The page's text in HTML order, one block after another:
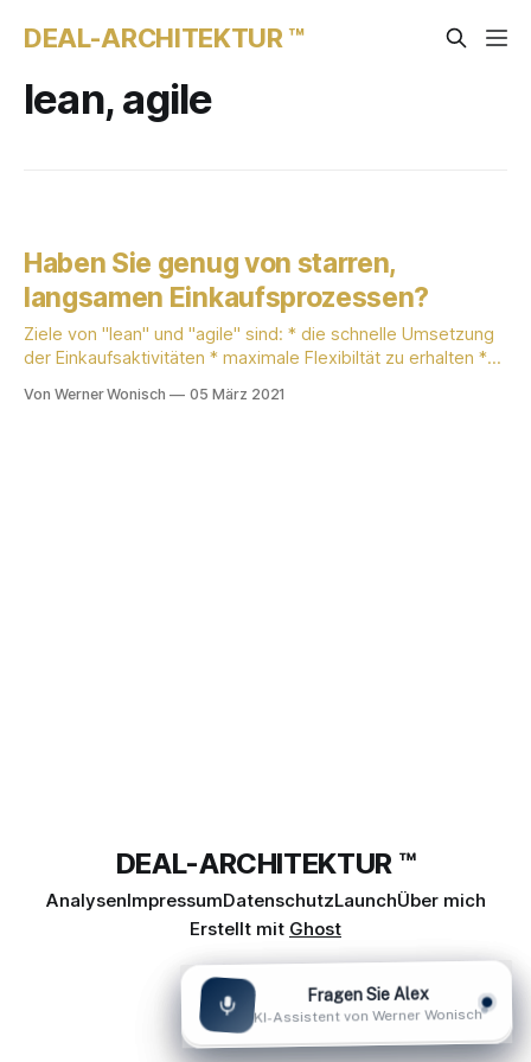
DEAL-ARCHITEKTUR ™
lean, agile
Haben Sie genug von starren,
langsamen Einkaufsprozessen?
Ziele von "lean" und "agile" sind: * die schnelle Umsetzung
der Einkaufsaktivitäten * maximale Flexibiltät zu erhalten *
"Silodenken" festzuhalten * "time-to-market" von
Von Werner Wonisch 05 März 2021
DEAL-ARCHITEKTUR ™
AnalysenImpressumDatenschutzLaunchÜber mich
Erstellt mit Ghost